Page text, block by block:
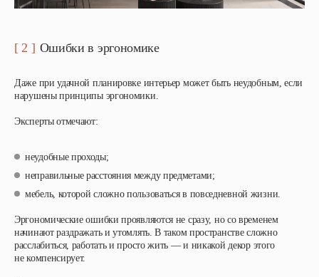
[ 2 ] Ошибки в эргономике
Даже при удачной планировке интерьер может быть неудобным, если
нарушены принципы эргономики.
Эксперты отмечают:
неудобные проходы;
неправильные расстояния между предметами;
мебель, которой сложно пользоваться в повседневной жизни.
Эргономические ошибки проявляются не сразу, но со временем
начинают раздражать и утомлять. В таком пространстве сложно
расслабиться, работать и просто жить — и никакой декор этого
не компенсирует.